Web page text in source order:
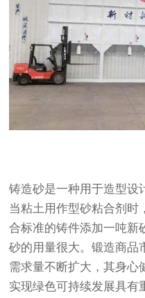
铸造砂是一种用于造型设
当粘土用作型砂粘合剂时
合标准的铸件添加一吨新
砂的用量很大。锻造商品
需求量不断扩大，其身心
实现绿色可持续发展具有